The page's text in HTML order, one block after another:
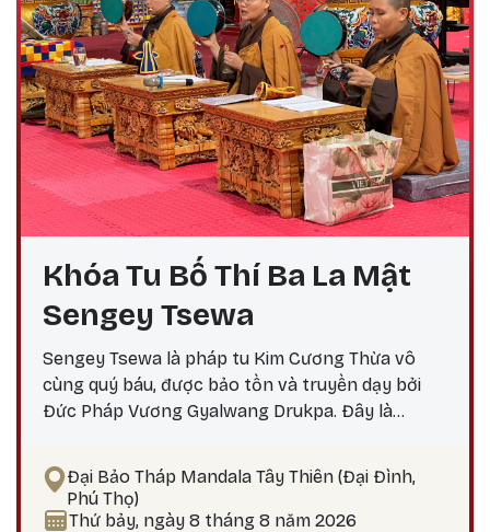
Khóa Tu Bố Thí Ba La Mật
Sengey Tsewa
Sengey Tsewa là pháp tu Kim Cương Thừa vô
cùng quý báu, được bảo tồn và truyền dạy bởi
Đức Pháp Vương Gyalwang Drukpa. Đây là
phiền não bám chấp khổ đau Tích lũy công đức,
hướng tới giác ngộ Tại sao nên thực hành vào
ngày 25? Theo lịch Kim Cương Thừa, ngày 25 là
Đại Bảo Tháp Mandala Tây Thiên (Đại Đình,
Phú Thọ)
Thứ bảy, ngày 8 tháng 8 năm 2026